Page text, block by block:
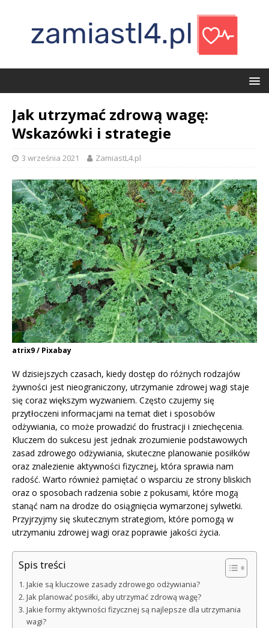
Jak utrzymać zdrową wagę:
Wskazówki i strategie
3 września 2021 ZamiastL4.pl
atrix9 / Pixabay
W dzisiejszych czasach, kiedy dostęp do różnych rodzajów
żywności jest nieograniczony, utrzymanie zdrowej wagi staje
się coraz większym wyzwaniem. Często czujemy się
przytłoczeni informacjami na temat diet i sposobów
odżywiania, co może prowadzić do frustracji i zniechęcenia.
Kluczem do sukcesu jest jednak zrozumienie podstawowych
zasad zdrowego odżywiania, skuteczne planowanie posiłków
oraz znalezienie aktywności fizycznej, która sprawia nam
radość. Warto również pamiętać o wsparciu ze strony bliskich
oraz o sposobach radzenia sobie z pokusami, które mogą
stanąć nam na drodze do osiągnięcia wymarzonej sylwetki.
Przyjrzyjmy się skutecznym strategiom, które pomogą w
utrzymaniu zdrowej wagi oraz poprawie jakości życia.
Spis treści
Jakie są kluczowe zasady zdrowego odżywiania?
Jak planować posiłki, aby utrzymać zdrową wagę?
Jakie formy aktywności fizycznej są najlepsze dla utrzymania
wagi?